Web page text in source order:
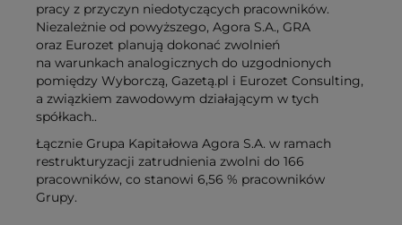
pracy z przyczyn niedotyczących pracowników.
Niezależnie od powyższego, Agora S.A., GRA
oraz Eurozet planują dokonać zwolnień
na warunkach analogicznych do uzgodnionych
pomiędzy Wyborczą, Gazetą.pl i Eurozet Consulting,
a związkiem zawodowym działającym w tych
spółkach..
Łącznie Grupa Kapitałowa Agora S.A. w ramach
restrukturyzacji zatrudnienia zwolni do 166
pracowników, co stanowi 6,56 % pracowników
Grupy.